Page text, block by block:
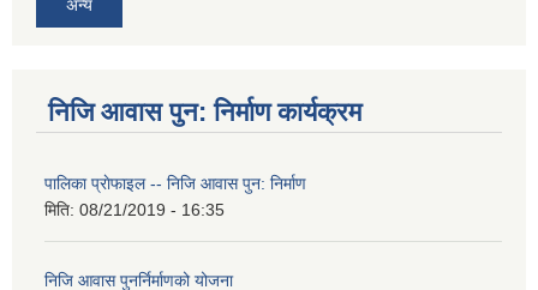
अन्य
निजि आवास पुन: निर्माण कार्यक्रम
पालिका प्राेफाइल -- निजि आवास पुन: निर्माण
मिति: 08/21/2019 - 16:35
निजि आवास पुनर्निर्माणको योजना